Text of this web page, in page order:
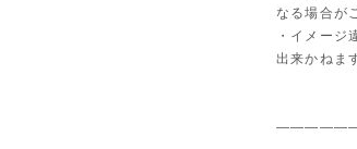
なる場合が
・イメージ
出来かねま